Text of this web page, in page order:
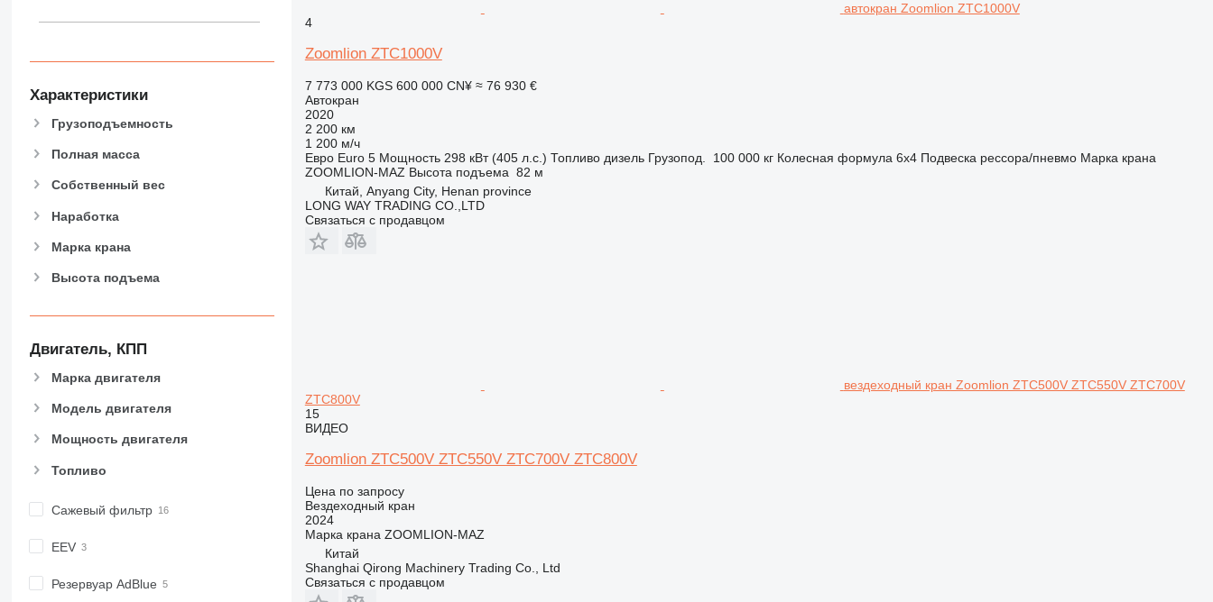
Характеристики
Грузоподъемность
Полная масса
Собственный вес
Наработка
Марка крана
Высота подъема
Двигатель, КПП
Марка двигателя
Модель двигателя
Мощность двигателя
Топливо
Сажевый фильтр
EEV
Резервуар AdBlue
автокран Zoomlion ZTC1000V
4
Zoomlion ZTC1000V
7 773 000 KGS 600 000 CN¥ ≈ 76 930 €
Автокран
2020
2 200 км
1 200 м/ч
Евро Euro 5 Мощность 298 кВт (405 л.с.) Топливо дизель Грузопод. 100 000 кг Колесная формула 6x4 Подвеска рессора/пневмо Марка крана
ZOOMLION-MAZ Высота подъема 82 м
Китай, Anyang City, Henan province
LONG WAY TRADING CO.,LTD
Связаться с продавцом
вездеходный кран Zoomlion ZTC500V ZTC550V ZTC700V
ZTC800V
15
ВИДЕО
Zoomlion ZTC500V ZTC550V ZTC700V ZTC800V
Цена по запросу
Вездеходный кран
2024
Марка крана ZOOMLION-MAZ
Китай
Shanghai Qirong Machinery Trading Co., Ltd
Связаться с продавцом